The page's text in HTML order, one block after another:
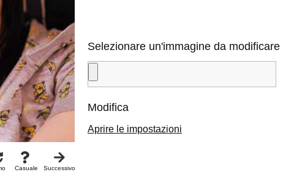
Casuale Successivo
Selezionare un'immagine da modificare
Modifica
Aprire le impostazioni